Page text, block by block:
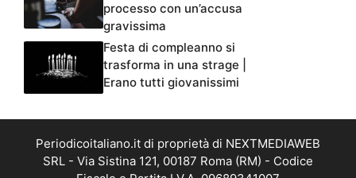
processo con un’accusa
gravissima
Festa di compleanno si
trasforma in una strage |
Erano tutti giovanissimi
Periodicoitaliano.it di proprietà di NEXTMEDIAWEB
SRL - Via Sistina 121, 00187 Roma (RM) - Codice